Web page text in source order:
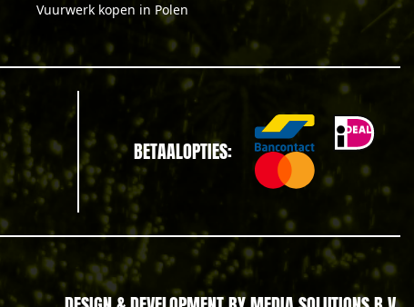
Vuurwerk kopen in Polen
BETAALOPTIES: